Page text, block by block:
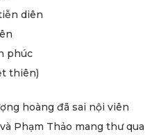
diên
phúc
thiên)
hoàng đã sai nội viên
Phạm Thảo mang thư qua